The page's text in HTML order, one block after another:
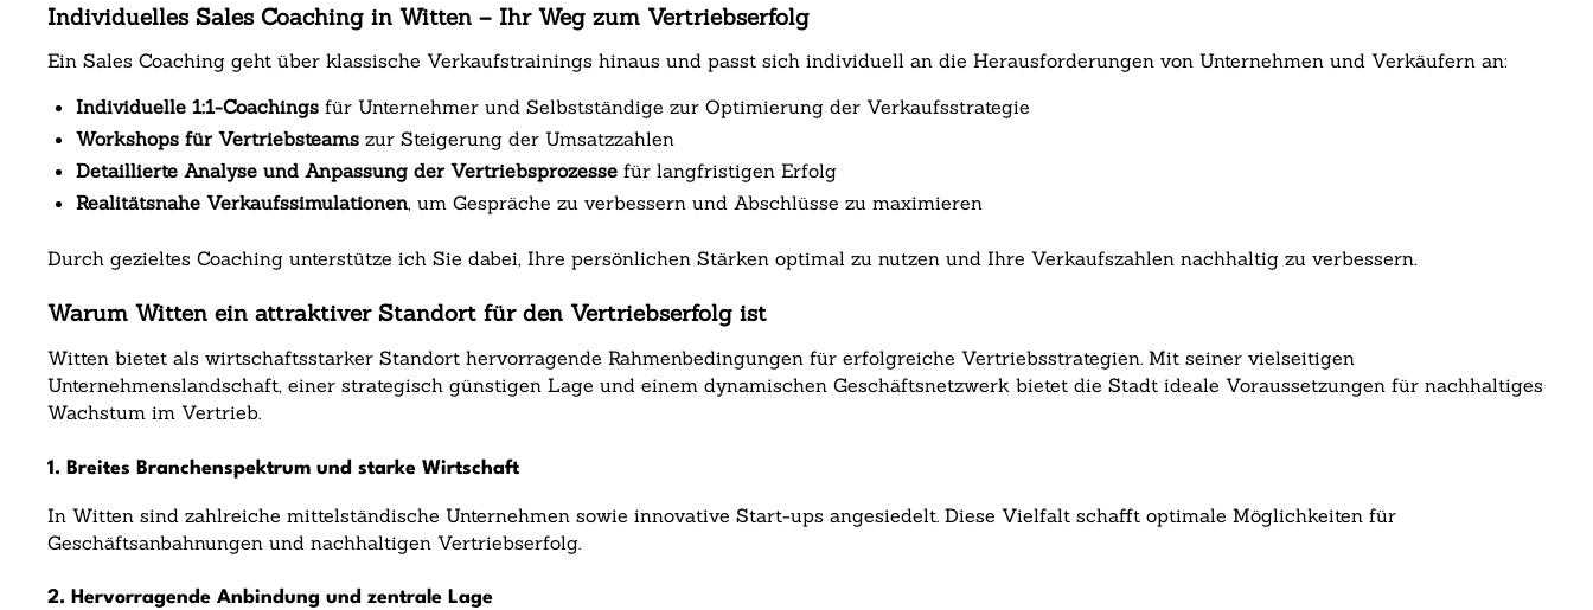
Individuelles Sales Coaching in Witten – Ihr Weg zum Vertriebserfolg
Ein Sales Coaching geht über klassische Verkaufstrainings hinaus und passt sich individuell an die Herausforderungen von Unternehmen und Verkäufern an:
Individuelle 1:1-Coachingsfür Unternehmer und Selbstständige zur Optimierung der Verkaufsstrategie
Workshops für Vertriebsteamszur Steigerung der Umsatzzahlen
Detaillierte Analyse und Anpassung der Vertriebsprozessefür langfristigen Erfolg
Realitätsnahe Verkaufssimulationen, um Gespräche zu verbessern und Abschlüsse zu maximieren
Durch gezieltes Coaching unterstütze ich Sie dabei, Ihre persönlichen Stärken optimal zu nutzen und Ihre Verkaufszahlen nachhaltig zu verbessern.
Warum Witten ein attraktiver Standort für den Vertriebserfolg ist
Witten bietet als wirtschaftsstarker Standort hervorragende Rahmenbedingungen für erfolgreiche Vertriebsstrategien. Mit seiner vielseitigen
Unternehmenslandschaft, einer strategisch günstigen Lage und einem dynamischen Geschäftsnetzwerk bietet die Stadt ideale Voraussetzungen für nachhaltiges
Wachstum im Vertrieb.
1. Breites Branchenspektrum und starke Wirtschaft
In Witten sind zahlreiche mittelständische Unternehmen sowie innovative Start-ups angesiedelt. Diese Vielfalt schafft optimale Möglichkeiten für
Geschäftsanbahnungen und nachhaltigen Vertriebserfolg.
2. Hervorragende Anbindung und zentrale Lage